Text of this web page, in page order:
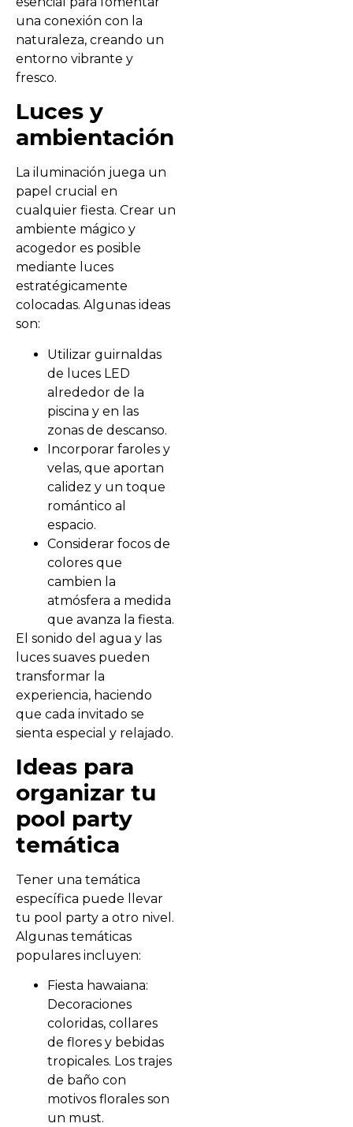
una conexión con la
naturaleza, creando un
entorno vibrante y
fresco.
Luces y
ambientación
La iluminación juega un
papel crucial en
cualquier fiesta. Crear un
ambiente mágico y
acogedor es posible
mediante luces
estratégicamente
colocadas. Algunas ideas
son:
Utilizar guirnaldas
de luces LED
alrededor de la
piscina y en las
zonas de descanso.
Incorporar faroles y
velas, que aportan
calidez y un toque
romántico al
espacio.
Considerar focos de
colores que
cambien la
atmósfera a medida
que avanza la fiesta.
El sonido del agua y las
luces suaves pueden
transformar la
experiencia, haciendo
que cada invitado se
sienta especial y relajado.
Ideas para
organizar tu
pool party
temática
Tener una temática
específica puede llevar
tu pool party a otro nivel.
Algunas temáticas
populares incluyen:
Fiesta hawaiana:
Decoraciones
coloridas, collares
de flores y bebidas
tropicales. Los trajes
de baño con
motivos florales son
un must.